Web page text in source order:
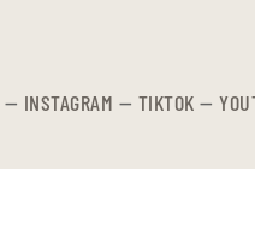
— INSTAGRAM — TIKTOK —